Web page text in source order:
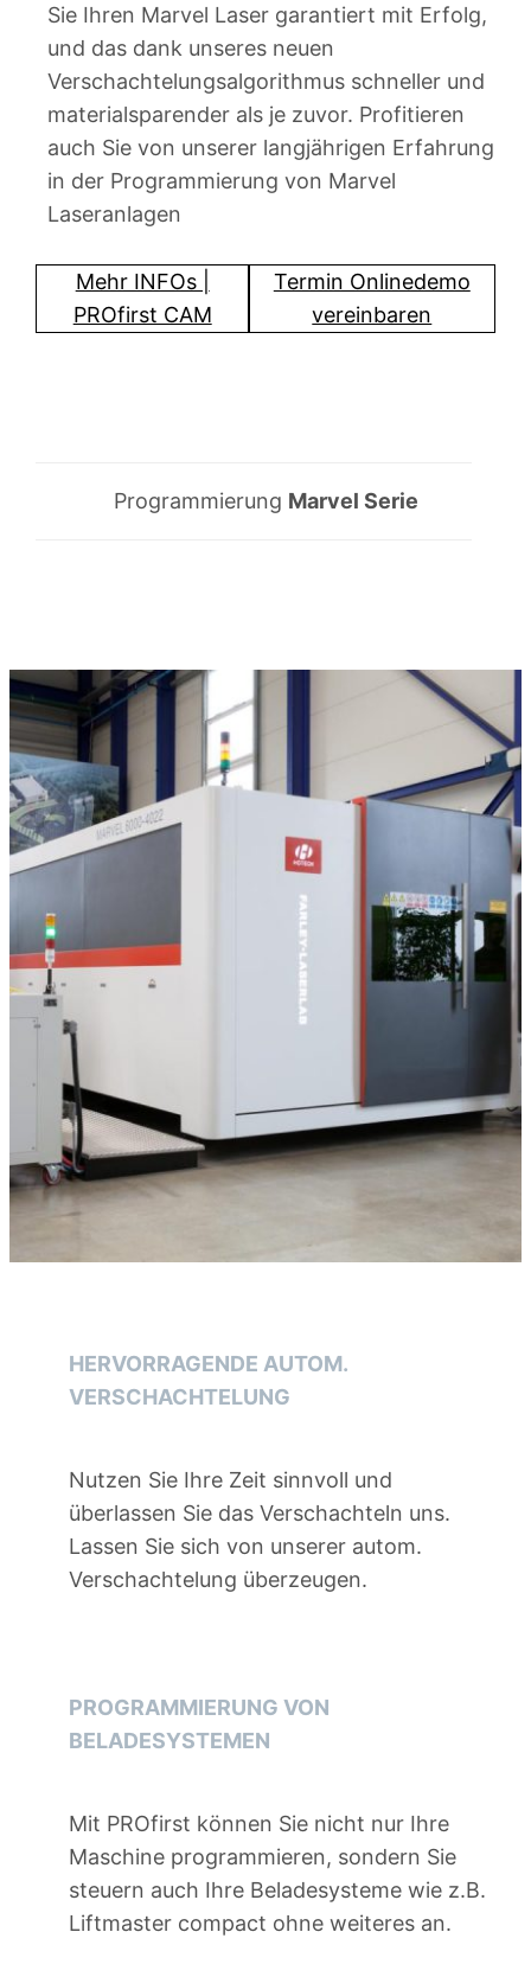
Sie Ihren Marvel Laser garantiert mit Erfolg,
und das dank unseres neuen
Verschachtelungsalgorithmus schneller und
materialsparender als je zuvor. Profitieren
auch Sie von unserer langjährigen Erfahrung
in der Programmierung von Marvel
Laseranlagen
Mehr INFOs |
PROfirst CAM
Termin Onlinedemo
vereinbaren
Programmierung Marvel Serie
HERVORRAGENDE AUTOM.
VERSCHACHTELUNG
Nutzen Sie Ihre Zeit sinnvoll und
überlassen Sie das Verschachteln uns.
Lassen Sie sich von unserer autom.
Verschachtelung überzeugen.
PROGRAMMIERUNG VON
BELADESYSTEMEN
Mit PROfirst können Sie nicht nur Ihre
Maschine programmieren, sondern Sie
steuern auch Ihre Beladesysteme wie z.B.
Liftmaster compact ohne weiteres an.